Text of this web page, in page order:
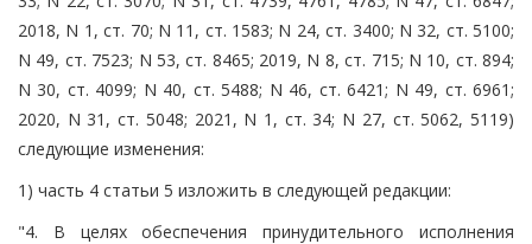
2018, N 1, ст. 70; N 11, ст. 1583; N 24, ст. 3400; N 32, ст. 5100;
N 49, ст. 7523; N 53, ст. 8465; 2019, N 8, ст. 715; N 10, ст. 894;
N 30, ст. 4099; N 40, ст. 5488; N 46, ст. 6421; N 49, ст. 6961;
2020, N 31, ст. 5048; 2021, N 1, ст. 34; N 27, ст. 5062, 5119)
следующие изменения:
1) часть 4 статьи 5 изложить в следующей редакции:
"4. В целях обеспечения принудительного исполнения